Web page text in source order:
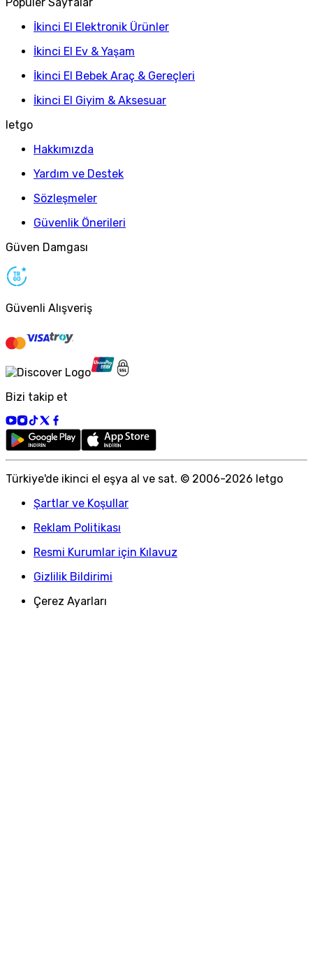
İkinci El Elektronik Ürünler
İkinci El Ev & Yaşam
İkinci El Bebek Araç & Gereçleri
İkinci El Giyim & Aksesuar
letgo
Hakkımızda
Yardım ve Destek
Sözleşmeler
Güvenlik Önerileri
Güven Damgası
Güvenli Alışveriş
Bizi takip et
Türkiye'de ikinci el eşya al ve sat. © 2006-2026 letgo
Şartlar ve Koşullar
Reklam Politikası
Resmi Kurumlar için Kılavuz
Gizlilik Bildirimi
Çerez Ayarları